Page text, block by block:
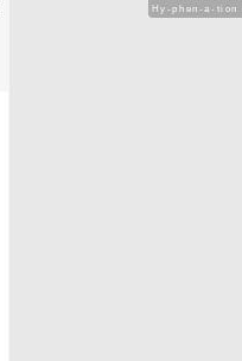
Hy-phen-a-tion